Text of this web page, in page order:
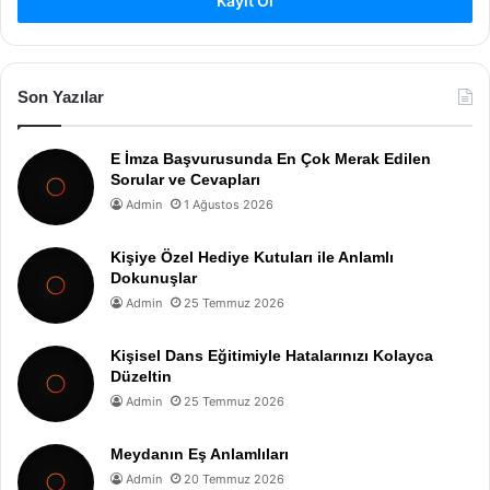
Son Yazılar
E İmza Başvurusunda En Çok Merak Edilen
Sorular ve Cevapları
Admin 1 Ağustos 2026
Kişiye Özel Hediye Kutuları ile Anlamlı
Dokunuşlar
Admin 25 Temmuz 2026
Kişisel Dans Eğitimiyle Hatalarınızı Kolayca
Düzeltin
Admin 25 Temmuz 2026
Meydanın Eş Anlamlıları
Admin 20 Temmuz 2026